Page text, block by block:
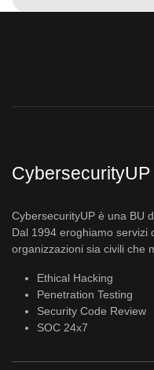
CybersecurityUP
CybersecurityUP è una BU
Dal 1994 eroghiamo servizi
organizzazioni sia civili che
Ethical Hacking
Penetration Testing
Security Code Review
SOC 24x7